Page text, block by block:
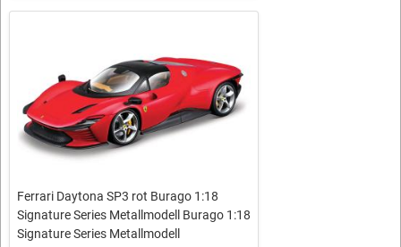
Ferrari Daytona SP3 rot Burago 1:18
Signature Series Metallmodell Burago 1:18
Signature Series Metallmodell